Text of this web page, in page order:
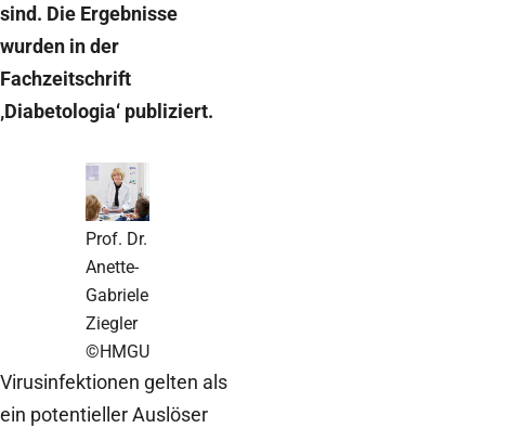
sind. Die Ergebnisse
wurden in der
Fachzeitschrift
‚Diabetologia‘ publiziert.
Prof. Dr.
Anette-
Gabriele
Ziegler
©HMGU
Virusinfektionen gelten als
ein potentieller Auslöser